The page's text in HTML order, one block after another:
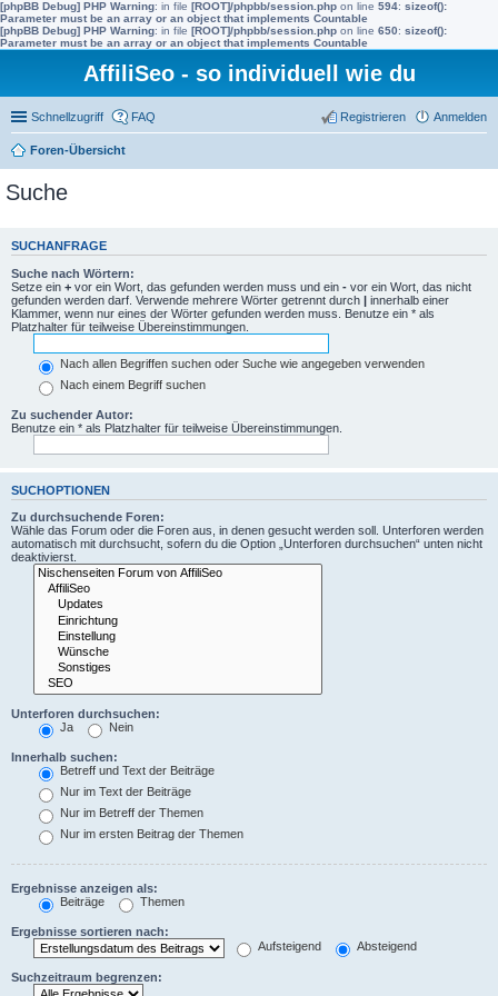
[phpBB Debug] PHP Warning: in file [ROOT]/phpbb/session.php on line 594: sizeof():
Parameter must be an array or an object that implements Countable
[phpBB Debug] PHP Warning: in file [ROOT]/phpbb/session.php on line 650: sizeof():
Parameter must be an array or an object that implements Countable
AffiliSeo - so individuell wie du
Schnellzugriff FAQ Anmelden
Registrieren
Foren-Übersicht
Suche
SUCHANFRAGE
Suche nach Wörtern:
Setze ein + vor ein Wort, das gefunden werden muss und ein - vor ein Wort, das nicht
gefunden werden darf. Verwende mehrere Wörter getrennt durch | innerhalb einer
Klammer, wenn nur eines der Wörter gefunden werden muss. Benutze ein * als
Platzhalter für teilweise Übereinstimmungen.
Nach allen Begriffen suchen oder Suche wie angegeben verwenden
Nach einem Begriff suchen
Zu suchender Autor:
Benutze ein * als Platzhalter für teilweise Übereinstimmungen.
SUCHOPTIONEN
Zu durchsuchende Foren:
Wähle das Forum oder die Foren aus, in denen gesucht werden soll. Unterforen werden
automatisch mit durchsucht, sofern du die Option „Unterforen durchsuchen“ unten nicht
deaktivierst.
Unterforen durchsuchen:
Ja
Nein
Innerhalb suchen:
Betreff und Text der Beiträge
Nur im Text der Beiträge
Nur im Betreff der Themen
Nur im ersten Beitrag der Themen
Ergebnisse anzeigen als:
Beiträge
Themen
Ergebnisse sortieren nach:
Aufsteigend
Absteigend
Suchzeitraum begrenzen: